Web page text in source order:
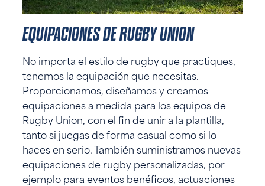
EQUIPACIONES DE RUGBY UNION
No importa el estilo de rugby que practiques,
tenemos la equipación que necesitas.
Proporcionamos, diseñamos y creamos
equipaciones a medida para los equipos de
Rugby Union, con el fin de unir a la plantilla,
tanto si juegas de forma casual como si lo
haces en serio. También suministramos nuevas
equipaciones de rugby personalizadas, por
ejemplo para eventos benéficos, actuaciones